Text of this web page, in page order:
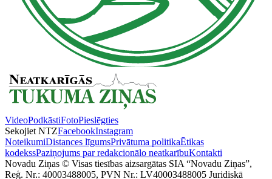
VideoPodkāstiFotoPieslēgties
Sekojiet NTZFacebookInstagram
NoteikumiDistances līgumsPrivātuma politikaĒtikas
kodekssPaziņojums par redakcionālo neatkarībuKontakti
Novadu Ziņas © Visas tiesības aizsargātas SIA “Novadu Ziņas”,
Reģ. Nr.: 40003488005, PVN Nr.: LV40003488005 Juridiskā